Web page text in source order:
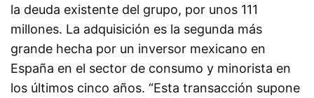
la deuda existente del grupo, por unos 111
millones. La adquisición es la segunda más
grande hecha por un inversor mexicano en
España en el sector de consumo y minorista en
los últimos cinco años. “Esta transacción supone